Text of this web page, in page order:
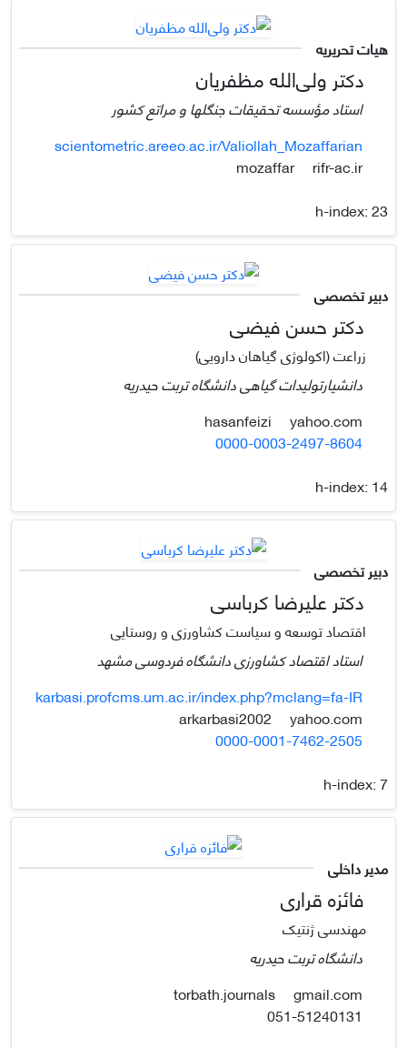
هیات تحریریه
دکتر ولی‌الله مظفریان
استاد مؤسسه تحقیقات جنگلها و مراتع کشور
scientometric.areeo.ac.ir/Valiollah_Mozaffarian
mozaffar
rifr-ac.ir
h-index:23
دبیر تخصصی
دکتر حسن فیضی
زراعت (اکولوژی گیاهان دارویی)
دانشیارتولیدات گیاهی دانشگاه تربت حیدریه
yahoo.com
0000-0003-2497-8604
h-index:14
دبیر تخصصی
دکتر علیرضا کرباسی
اقتصاد توسعه و سیاست کشاورزی و روستایی
استاد اقتصاد کشاورزی دانشگاه فردوسی مشهد
karbasi.profcms.um.ac.ir/index.php?mclang=fa-IR
yahoo.com
0000-0001-7462-2505
h-index:7
مدیر داخلی
فائزه قراری
مهندسی ژنتیک
دانشگاه تربت حیدریه
gmail.com